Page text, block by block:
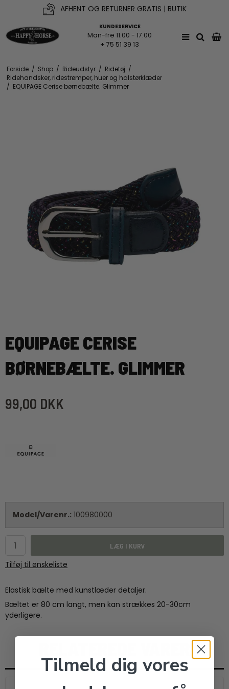
AFHENT OG RETURNER GRATIS | BUTIK
KUNDESERVICE
Man-fre 11.00 - 17.00
+ 75 51 39 13
Forside / Shop / Rideudstyr / Ridetøj /
Ridehandsker, ridestrømper, huer og halstørklæder
/ EQUIPAGE Cerise børnebælte. Glimmer
EQUIPAGE CERISE
BØRNEBÆLTE. GLIMMER
99,00 DKK
Model/Varenr.: 100980000
LÆG I KURV
Tilføj til ønskeliste
Elastisk bælte med kunstlæder detaljer.
Bæltet er 80 cm langt, men kan strækkes 20-30cm
yderligere.
Tilmeld dig vores